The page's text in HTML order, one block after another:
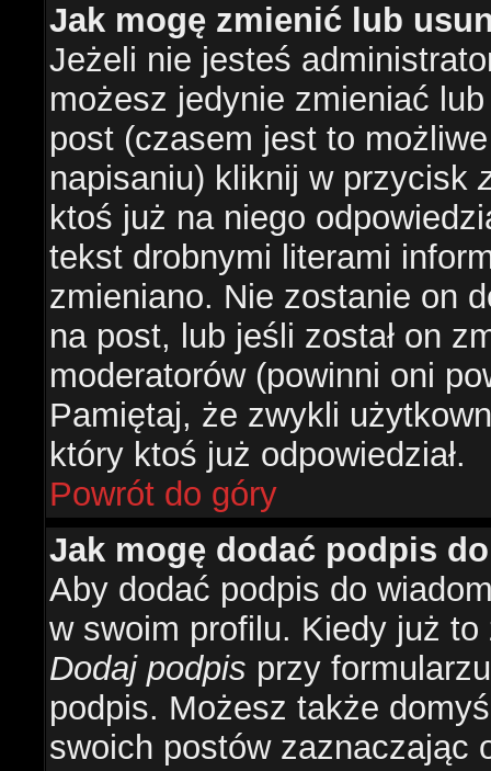
Jak mogę zmienić lub
Jeżeli nie jesteś
możesz jedynie zmieniać
post (czasem jest to
napisaniu) kliknij w przycisk
ktoś już na niego
tekst drobnymi literami
zmieniano. Nie zostanie on
na post, lub jeśli został on
moderatorów (powinni oni
Pamiętaj, że zwykli
który ktoś już odpowiedział.
Powrót do góry
Jak mogę dodać podpis
Aby dodać podpis do
w swoim profilu. Kiedy już
Dodaj podpis przy
podpis. Możesz także
swoich postów zaznaczając